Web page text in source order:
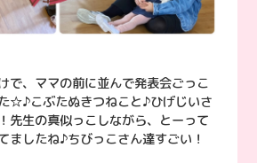
で、ママの前に並んで発表会ごっこ
☆♪こぶたぬきつねこと♪ひげじいさ
先生の真似っこしながら、とーって
ましたね♪ちびっこさん達すごい！